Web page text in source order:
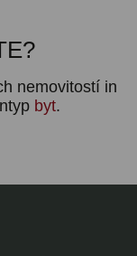
nemovitostí in
byt.